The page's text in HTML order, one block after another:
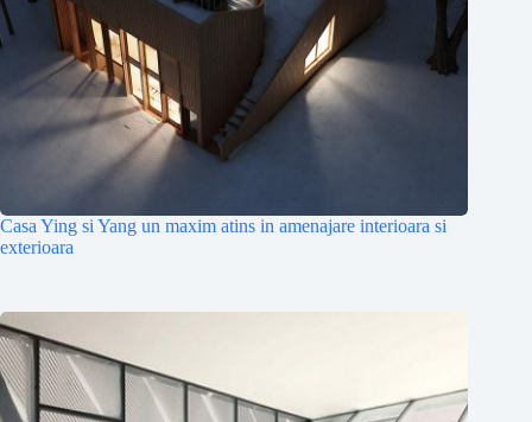
Casa Ying si Yang un maxim atins in amenajare interioara si
exterioara